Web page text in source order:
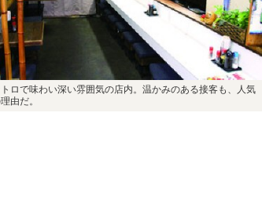
ロで味わい深い雰囲気の店内。温かみのある接客も、人気
由だ。